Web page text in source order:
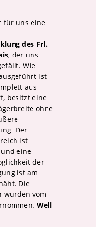
für uns eine
des Frl.
, der uns
Wie
ist
aus
besitzt eine
ohne
Der
ist
eine
der
ist am
Die
wurden vom
Well